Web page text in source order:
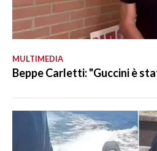
MULTIMEDIA
Beppe Carletti: "Guccini è